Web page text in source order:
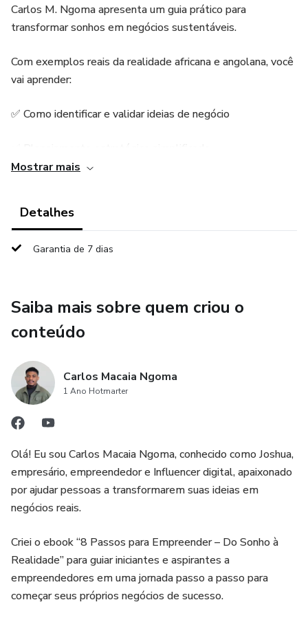
Carlos M. Ngoma apresenta um guia prático para
transformar sonhos em negócios sustentáveis.
Com exemplos reais da realidade africana e angolana, você
vai aprender:
✅ Como identificar e validar ideias de negócio
✅ Como formalizar e expandir sua empresa
Clara, direta e aplicada ao dia a dia, esta obra é o mapa
🌟 Do sonho à realidade: chegou a sua vez de empreender!
Mostrar mais
Detalhes
Garantia de 7 dias
Saiba mais sobre quem criou o
conteúdo
Carlos Macaia Ngoma
1 Ano Hotmarter
Olá! Eu sou Carlos Macaia Ngoma, conhecido como Joshua,
empresário, empreendedor e Influencer digital, apaixonado
por ajudar pessoas a transformarem suas ideias em
negócios reais.
Criei o ebook “8 Passos para Empreender – Do Sonho à
Realidade” para guiar iniciantes e aspirantes a
empreendedores em uma jornada passo a passo para
começar seus próprios negócios de sucesso.